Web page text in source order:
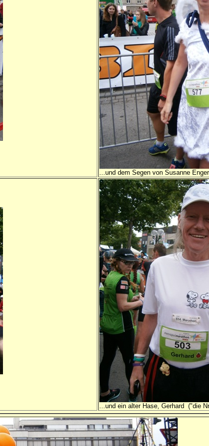
...und dem Segen von Susanne
...und ein alter Hase, Gerhard ("die